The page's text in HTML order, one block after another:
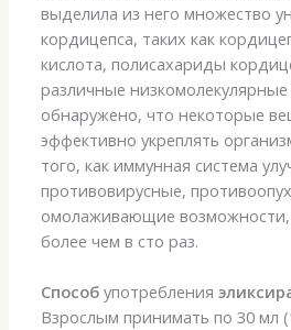
выделила из него множество
кордицепса, таких как
кислота, полисахариды
различные
обнаружено, что некоторые
эффективно укреплять
того, как иммунная система
противовирусные,
омолаживающие возможности,
более чем в сто раз.
Способ употребления
Взрослым принимать по 30 мл